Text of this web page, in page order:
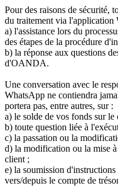
Pour des raisons de sécurité,
du traitement via l'application
a) l'assistance lors du
des étapes de la procédure
b) la réponse aux questions
d'OANDA.
Une conversation avec le
WhatsApp ne contiendra
portera pas, entre autres, sur :
a) le solde de vos fonds sur le
b) toute question liée à
c) la passation ou la
d) la modification ou la mise
client ;
e) la soumission
vers/depuis le compte de